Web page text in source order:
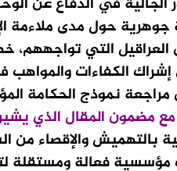
حول مدى ملاءمة
العراقيل التي تواجههم،
الكفاءات والمواهب
مراجعة نموذج الحكامة
مضمون المقال الذي
بالتهميش والإقصاء من
مؤسسية فعالة ومستقلة